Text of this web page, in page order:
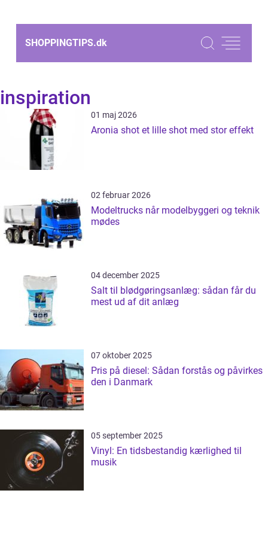
SHOPPINGTIPS.dk
inspiration
01 maj 2026
Aronia shot et lille shot med stor effekt
02 februar 2026
Modeltrucks når modelbyggeri og teknik
mødes
04 december 2025
Salt til blødgøringsanlæg: sådan får du
mest ud af dit anlæg
07 oktober 2025
Pris på diesel: Sådan forstås og påvirkes
den i Danmark
05 september 2025
Vinyl: En tidsbestandig kærlighed til
musik